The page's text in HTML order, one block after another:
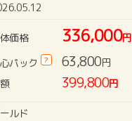
価格 336,000円
パック
? 63,800円
399,800円
ルド